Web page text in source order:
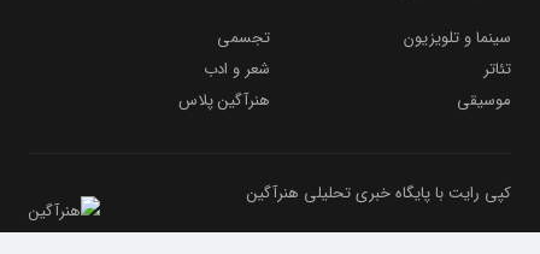
سینما و تلویزیون
تجسمی
تئاتر
شعر و ادب
موسیقی
هنرآگین پلاس
کپی رایت با پایگاه خبری تحلیلی هنرآگین